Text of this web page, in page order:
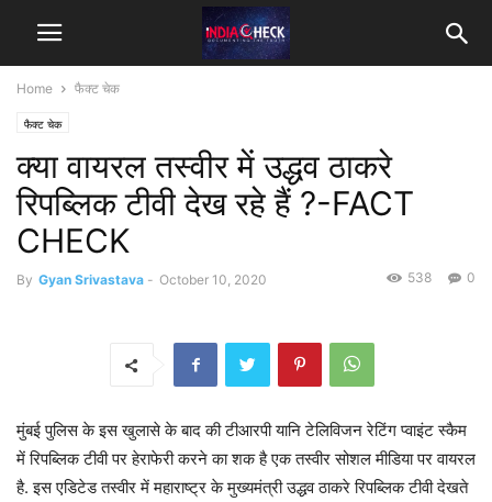
Home फैक्ट चेक
फैक्ट चेक
क्या वायरल तस्वीर में उद्धव ठाकरे
रिपब्लिक टीवी देख रहे हैं ?-FACT
CHECK
By Gyan Srivastava - October 10, 2020 0
538
मुंबई पुलिस के इस खुलासे के बाद की टीआरपी यानि टेलिविजन रेटिंग प्वाइंट स्कैम
में रिपब्लिक टीवी पर हेराफेरी करने का शक है एक तस्वीर सोशल मीडिया पर वायरल
है. इस एडिटेड तस्वीर में महाराष्ट्र के मुख्यमंत्री उद्धव ठाकरे रिपब्लिक टीवी देखते